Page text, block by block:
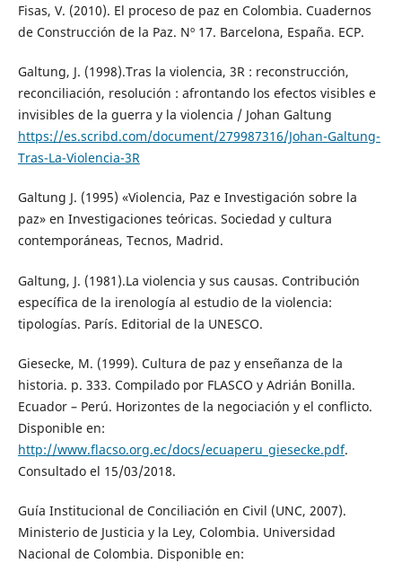
Fisas, V. (2010). El proceso de paz en Colombia. Cuadernos
de Construcción de la Paz. Nº 17. Barcelona, España. ECP.
Galtung, J. (1998).Tras la violencia, 3R : reconstrucción,
reconciliación, resolución : afrontando los efectos visibles e
invisibles de la guerra y la violencia / Johan Galtung
https://es.scribd.com/document/279987316/Johan-Galtung-
Tras-La-Violencia-3R
Galtung J. (1995) «Violencia, Paz e Investigación sobre la
paz» en Investigaciones teóricas. Sociedad y cultura
contemporáneas, Tecnos, Madrid.
Galtung, J. (1981).La violencia y sus causas. Contribución
específica de la irenología al estudio de la violencia:
tipologías. París. Editorial de la UNESCO.
Giesecke, M. (1999). Cultura de paz y enseñanza de la
historia. p. 333. Compilado por FLASCO y Adrián Bonilla.
Ecuador – Perú. Horizontes de la negociación y el conflicto.
Disponible en:
http://www.flacso.org.ec/docs/ecuaperu_giesecke.pdf.
Consultado el 15/03/2018.
Guía Institucional de Conciliación en Civil (UNC, 2007).
Ministerio de Justicia y la Ley, Colombia. Universidad
Nacional de Colombia. Disponible en: